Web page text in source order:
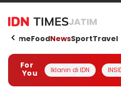
JATIM
HomeFoodNewsSportTravel
For
You
Iklanin di IDN